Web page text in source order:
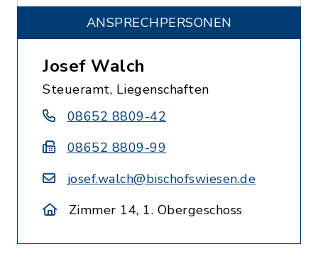
ANSPRECHPERSONEN
Josef Walch
Steueramt, Liegenschaften
08652 8809-42
08652 8809-99
josef.walch@bischofswiesen.de
Zimmer 14, 1. Obergeschoss